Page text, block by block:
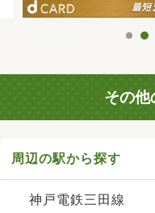
その他
周辺の駅から探す
神戸電鉄三田線